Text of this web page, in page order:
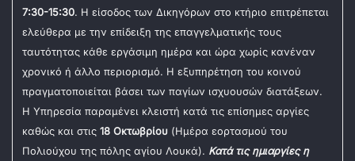
7:30-15:30. Η είσοδος των Δικηγόρων στο κτήριο επιτρέπεται
ελεύθερα με την επίδειξη της επαγγελματικής τους
ταυτότητας κάθε εργάσιμη ημέρα και ώρα χωρίς κανέναν
χρονικό ή άλλο περιορισμό. Η εξυπηρέτηση του κοινού
πραγματοποιείται βάσει των παγίων ισχυουσών διατάξεων.
Η Υπηρεσία παραμένει κλειστή κατά τις επίσημες αργίες
καθώς και στις 18 Οκτωβρίου (Ημέρα εορτασμού του
Πολιούχου της πόλης αγίου Λουκά). Κατά τις ημιαργίες η